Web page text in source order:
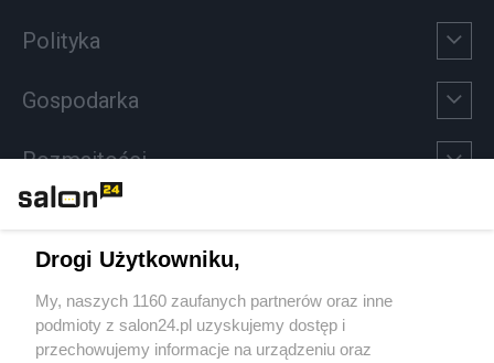
Polityka
Gospodarka
Rozmaitości
Sport
Społeczeństwo
Drogi Użytkowniku,
My, naszych 1160 zaufanych partnerów oraz inne
podmioty z salon24.pl uzyskujemy dostęp i
przechowujemy informacje na urządzeniu oraz